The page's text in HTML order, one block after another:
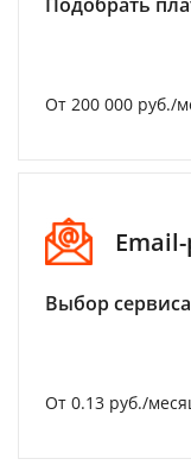
От 200 000 руб./
Выбор
От 0.13 руб./